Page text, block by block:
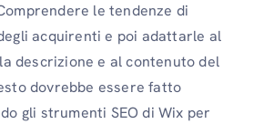
le tendenze di
acquirenti e poi adattarle al
descrizione e al contenuto del
dovrebbe essere fatto
gli strumenti SEO di Wix per